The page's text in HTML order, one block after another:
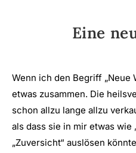
Eine
Wenn ich den Begriff „Neue
etwas zusammen. Die
schon allzu lange allzu
als dass sie in mir etwas wie
„Zuversicht“ auslösen